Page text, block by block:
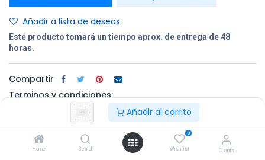
Añadir al carrito
Home Search
0
Wishlist Cuenta
Añadir a lista de deseos
Este producto tomará un tiempo aprox. de entrega de 48
horas.
Compartir
Terminos y condiciones:
100% original
Devolución en
un plazo de 30
Entrega
gratuita en